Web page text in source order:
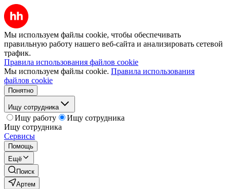
Мы используем файлы cookie, чтобы обеспечивать
правильную работу нашего веб-сайта и анализировать сетевой
трафик.
Правила использования файлов cookie
Мы используем файлы cookie. Правила использования
файлов cookie
Понятно
Ищу сотрудника
Ищу работу
Ищу сотрудника
Ищу сотрудника
Сервисы
Помощь
Ещё
Поиск
Артем